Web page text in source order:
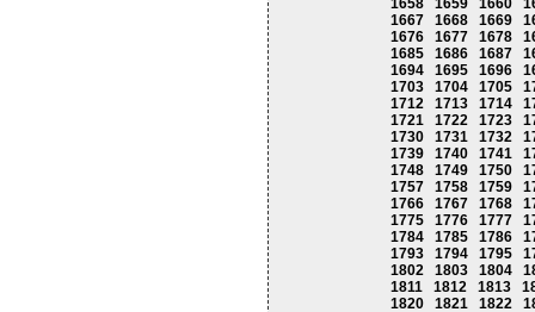
1658
1659 1660
1667
1668 1669
1676
1677 1678
1685
1686 1687
1694
1695 1696
1703
1704 1705
1712
1713 1714
1721
1722 1723
1730
1731 1732
1739
1740 1741
1748
1749 1750
1757
1758 1759
1766
1767 1768
1775
1776 1777
1784
1785 1786
1793
1794 1795
1802
1803 1804
1811
1812 1813
1820
1821 1822